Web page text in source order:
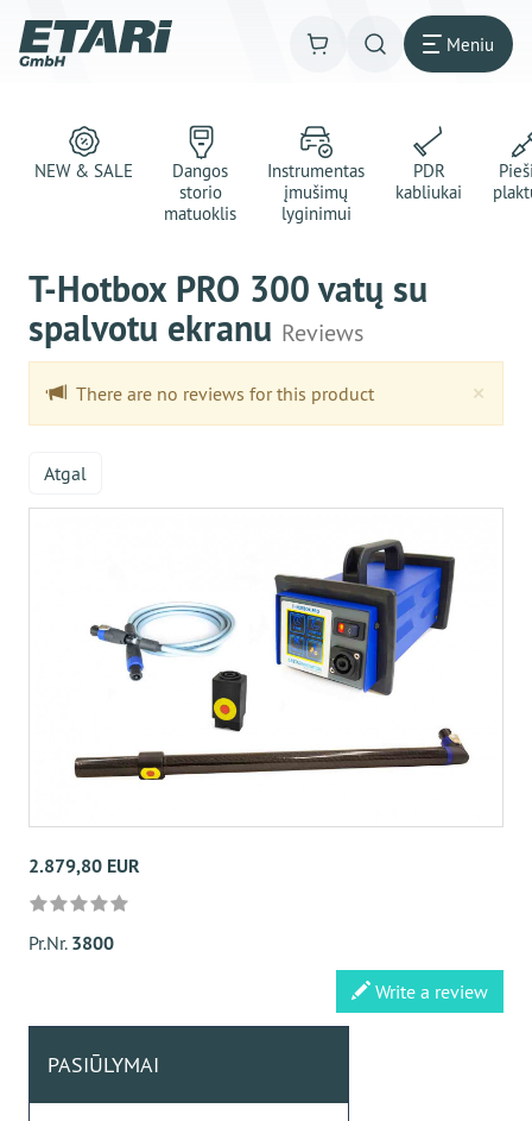
Meniu
NEW & SALE
Dangos
storio
matuoklis
Instrumentas
įmušimų
lyginimui
PDR
kabliukai
T-Hotbox PRO 300 vatų su
spalvotu ekranu Reviews
×
There are no reviews for this product
Atgal
2.879,80 EUR
Pr.Nr. 3800
Write a review
PASIŪLYMAI